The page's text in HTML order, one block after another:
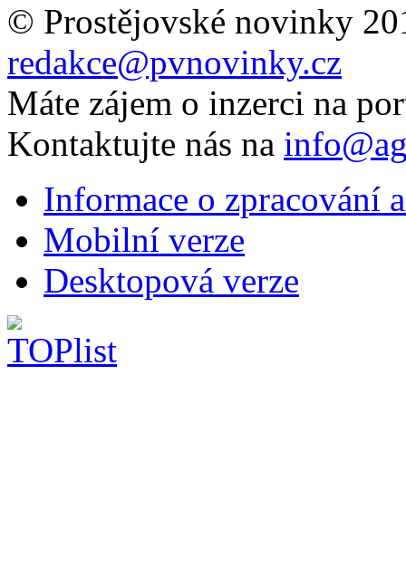
© Prostějovské novinky
redakce@pvnovinky.cz
Máte zájem o inzerci na
Kontaktujte nás na
Informace o zpracování
Mobilní verze
Desktopová verze